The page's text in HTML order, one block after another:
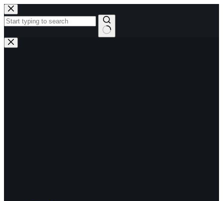
Skip
to
content
No
results